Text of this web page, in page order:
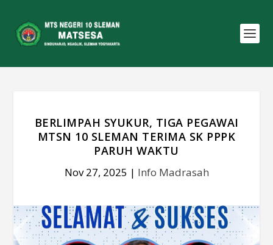
BERLIMPAH SYUKUR, TIGA PEGAWAI
MTSN 10 SLEMAN TERIMA SK PPPK
PARUH WAKTU
Nov 27, 2025 | Info Madrasah